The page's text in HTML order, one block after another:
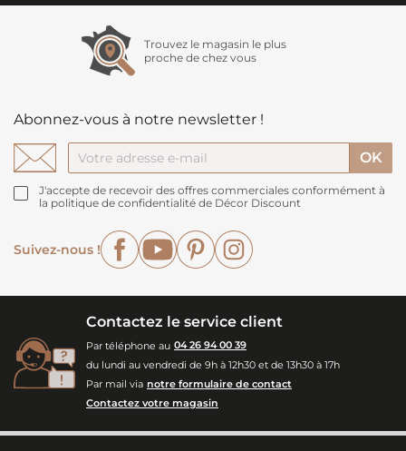
Trouvez le magasin le plus
proche de chez vous
Abonnez-vous à notre newsletter !
J'accepte de recevoir des offres commerciales conformément à
la politique de confidentialité de Décor Discount
Suivez-nous !
FacebookYouTubePinterest
Contactez le service client
Par téléphone au 04 26 94 00 39
du lundi au vendredi de 9h à 12h30 et de 13h30 à 17h
Par mail via notre formulaire de contact
Contactez votre magasin